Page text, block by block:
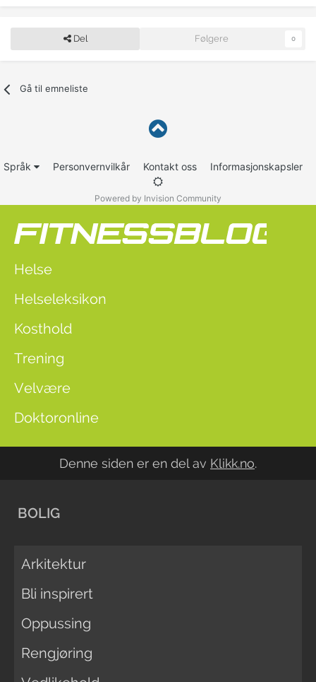
Del Følgere 0
Gå til emneliste
Språk Personvernvilkår Kontakt oss Informasjonskapsler
Powered by Invision Community
Helse
Helseleksikon
Kosthold
Trening
Velvære
Doktoronline
Denne siden er en del av Klikk.no.
BOLIG
Arkitektur
Bli inspirert
Oppussing
Rengjøring